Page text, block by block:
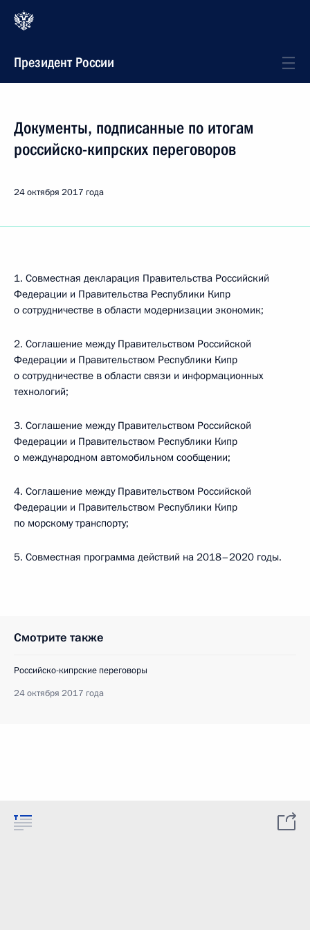
Президент России
Документы, подписанные по итогам
российско-кипрских переговоров
24 октября 2017 года
1. Совместная декларация Правительства Российский
Федерации и Правительства Республики Кипр
о сотрудничестве в области модернизации экономик;
2. Соглашение между Правительством Российской
Федерации и Правительством Республики Кипр
о сотрудничестве в области связи и информационных
технологий;
3. Соглашение между Правительством Российской
Федерации и Правительством Республики Кипр
о международном автомобильном сообщении;
4. Соглашение между Правительством Российской
Федерации и Правительством Республики Кипр
по морскому транспорту;
5. Совместная программа действий на 2018–2020 годы.
Смотрите также
Российско-кипрские переговоры
24 октября 2017 года